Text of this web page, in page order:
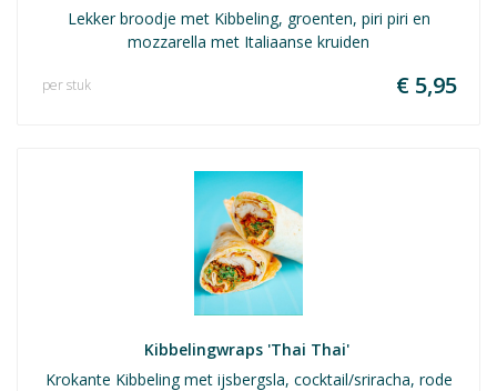
Lekker broodje met Kibbeling, groenten, piri piri en
mozzarella met Italiaanse kruiden
€ 5,95
per stuk
Kibbelingwraps 'Thai Thai'
Krokante Kibbeling met ijsbergsla, cocktail/sriracha, rode